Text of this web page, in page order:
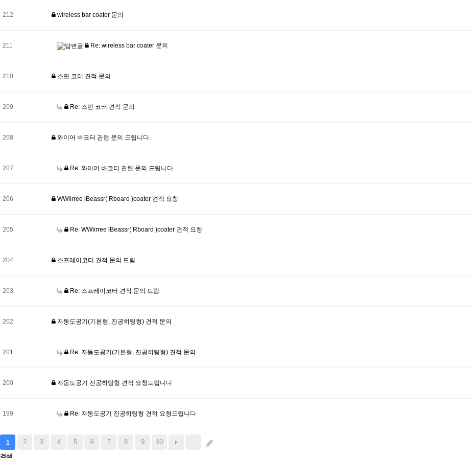
212 wireless bar coater 문의
211 Re: wireless bar coater 문의
210 스핀 코터 견적 문의
209 Re: 스핀 코터 견적 문의
208 와이어 바코터 관련 문의 드립니다.
207 Re: 와이어 바코터 관련 문의 드립니다.
206 WWiirree lBeassr( Rboard )coater 견적 요청
205 Re: WWiirree lBeassr( Rboard )coater 견적 요청
204 스프레이코터 견적 문의 드림
203 Re: 스프레이코터 견적 문의 드림
202 자동도공기(기본형, 진공히팅형) 견적 문의
201 Re: 자동도공기(기본형, 진공히팅형) 견적 문의
200 자동도공기 진공히팅형 견적 요청드립니다
199 Re: 자동도공기 진공히팅형 견적 요청드립니다
1 2 3 4 5 6 7 8 9 10
검색